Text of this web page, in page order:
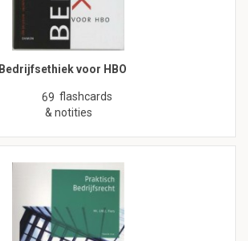
Bedrijfsethiek voor HBO
69 flashcards
& notities